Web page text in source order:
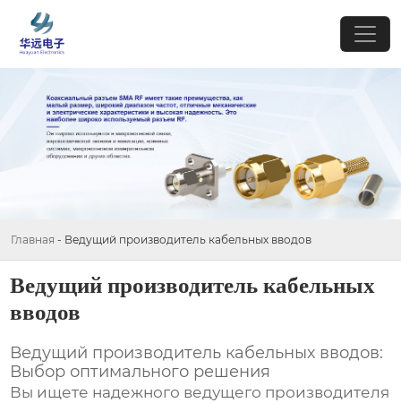
Главная - Ведущий производитель кабельных вводов
Ведущий производитель кабельных
вводов
Ведущий производитель кабельных вводов:
Выбор оптимального решения
Вы ищете надежного ведущего производителя